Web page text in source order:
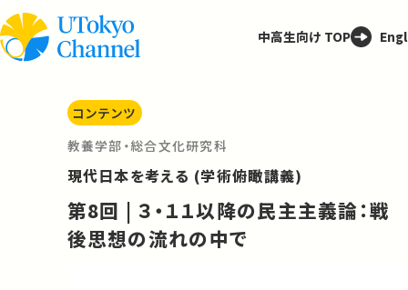
中高生向け TOP
コンテンツ
教養学部・総合文化研究科
現代日本を考える (学術俯瞰講義)
第8回 | ３・１１以降の民主主義論：戦
後思想の流れの中で